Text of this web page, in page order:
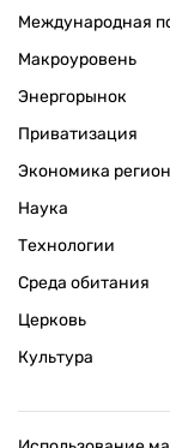
Международная
Макроуровень
Энергорынок
Приватизация
Экономика
Наука
Технологии
Среда обитания
Церковь
Культура